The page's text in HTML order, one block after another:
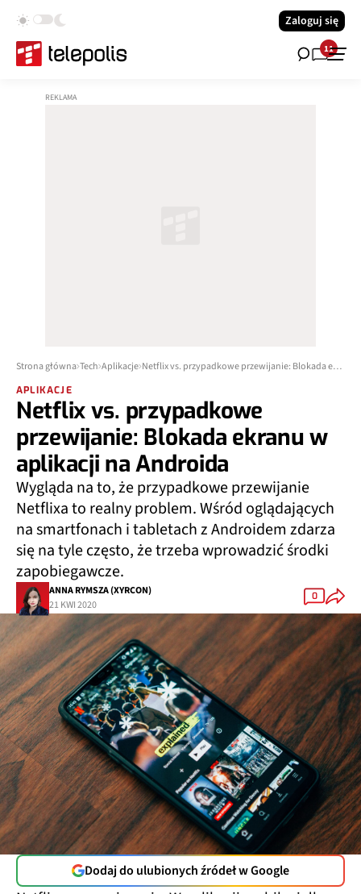
Zaloguj się
11
Strona główna Tech Aplikacje Netflix vs. przypadkowe przewijanie: Blokada ekranu w aplikacji na Androida
APLIKACJE
Netflix vs. przypadkowe
przewijanie: Blokada ekranu w
aplikacji na Androida
Wygląda na to, że przypadkowe przewijanie
Netflixa to realny problem. Wśród oglądających
na smartfonach i tabletach z Androidem zdarza
się na tyle często, że trzeba wprowadzić środki
zapobiegawcze.
ANNA RYMSZA (XYRCON)
21 KWI 2020
0
Dodaj do ulubionych źródeł w Google